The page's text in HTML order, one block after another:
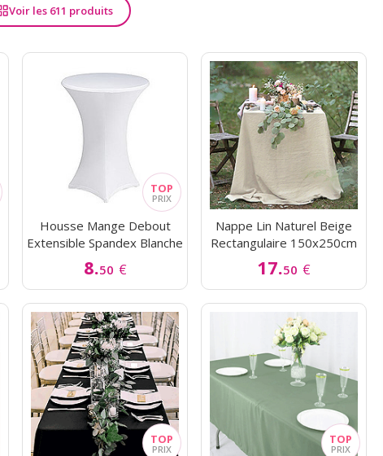
Voir les 611 produits
Housse Mange Debout
Extensible Spandex Blanche
8.50 €
Nappe Lin Naturel Beige
Rectangulaire 150x250cm
17.50 €